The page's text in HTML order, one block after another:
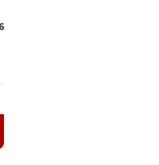
Disorot Wali